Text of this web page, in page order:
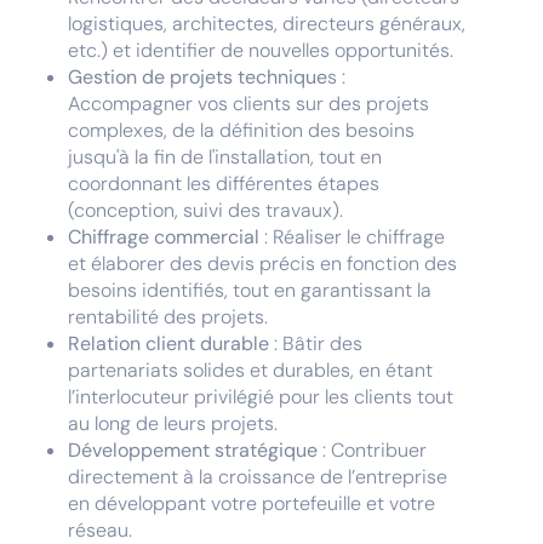
logistiques, architectes, directeurs généraux,
etc.) et identifier de nouvelles opportunités.
Gestion de projets techniques :
Accompagner vos clients sur des projets
complexes, de la définition des besoins
jusqu'à la fin de l'installation, tout en
coordonnant les différentes étapes
(conception, suivi des travaux).
Chiffrage commercial : Réaliser le chiffrage
et élaborer des devis précis en fonction des
besoins identifiés, tout en garantissant la
rentabilité des projets.
Relation client durable: Bâtir des
partenariats solides et durables, en étant
l’interlocuteur privilégié pour les clients tout
au long de leurs projets.
Développement stratégique: Contribuer
directement à la croissance de l’entreprise
en développant votre portefeuille et votre
réseau.